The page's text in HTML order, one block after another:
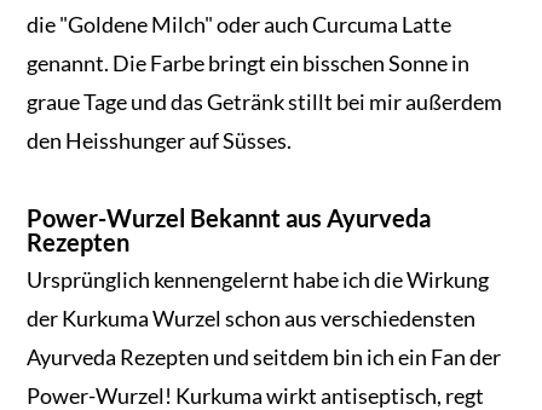
die "Goldene Milch" oder auch Curcuma Latte
genannt. Die Farbe bringt ein bisschen Sonne in
graue Tage und das Getränk stillt bei mir außerdem
den Heisshunger auf Süsses.
Power-Wurzel Bekannt aus Ayurveda
Rezepten
Ursprünglich kennengelernt habe ich die Wirkung
der Kurkuma Wurzel schon aus verschiedensten
Ayurveda Rezepten und seitdem bin ich ein Fan der
Power-Wurzel! Kurkuma wirkt antiseptisch, regt